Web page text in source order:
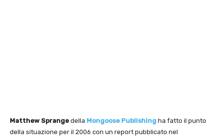
Matthew Sprange della Mongoose Publishing ha fatto il punto
della situazione per il 2006 con un report pubblicato nel